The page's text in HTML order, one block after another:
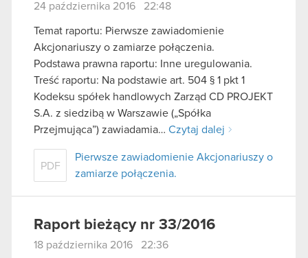
24 października 2016 22:48
Temat raportu: Pierwsze zawiadomienie
Akcjonariuszy o zamiarze połączenia.
Podstawa prawna raportu: Inne uregulowania.
Treść raportu: Na podstawie art. 504 § 1 pkt 1
Kodeksu spółek handlowych Zarząd CD PROJEKT
S.A. z siedzibą w Warszawie („Spółka
Przejmująca”) zawiadamia… Czytaj dalej
PDF
Pierwsze zawiadomienie Akcjonariuszy o
zamiarze połączenia.
Raport bieżący nr 33/2016
18 października 2016 22:36